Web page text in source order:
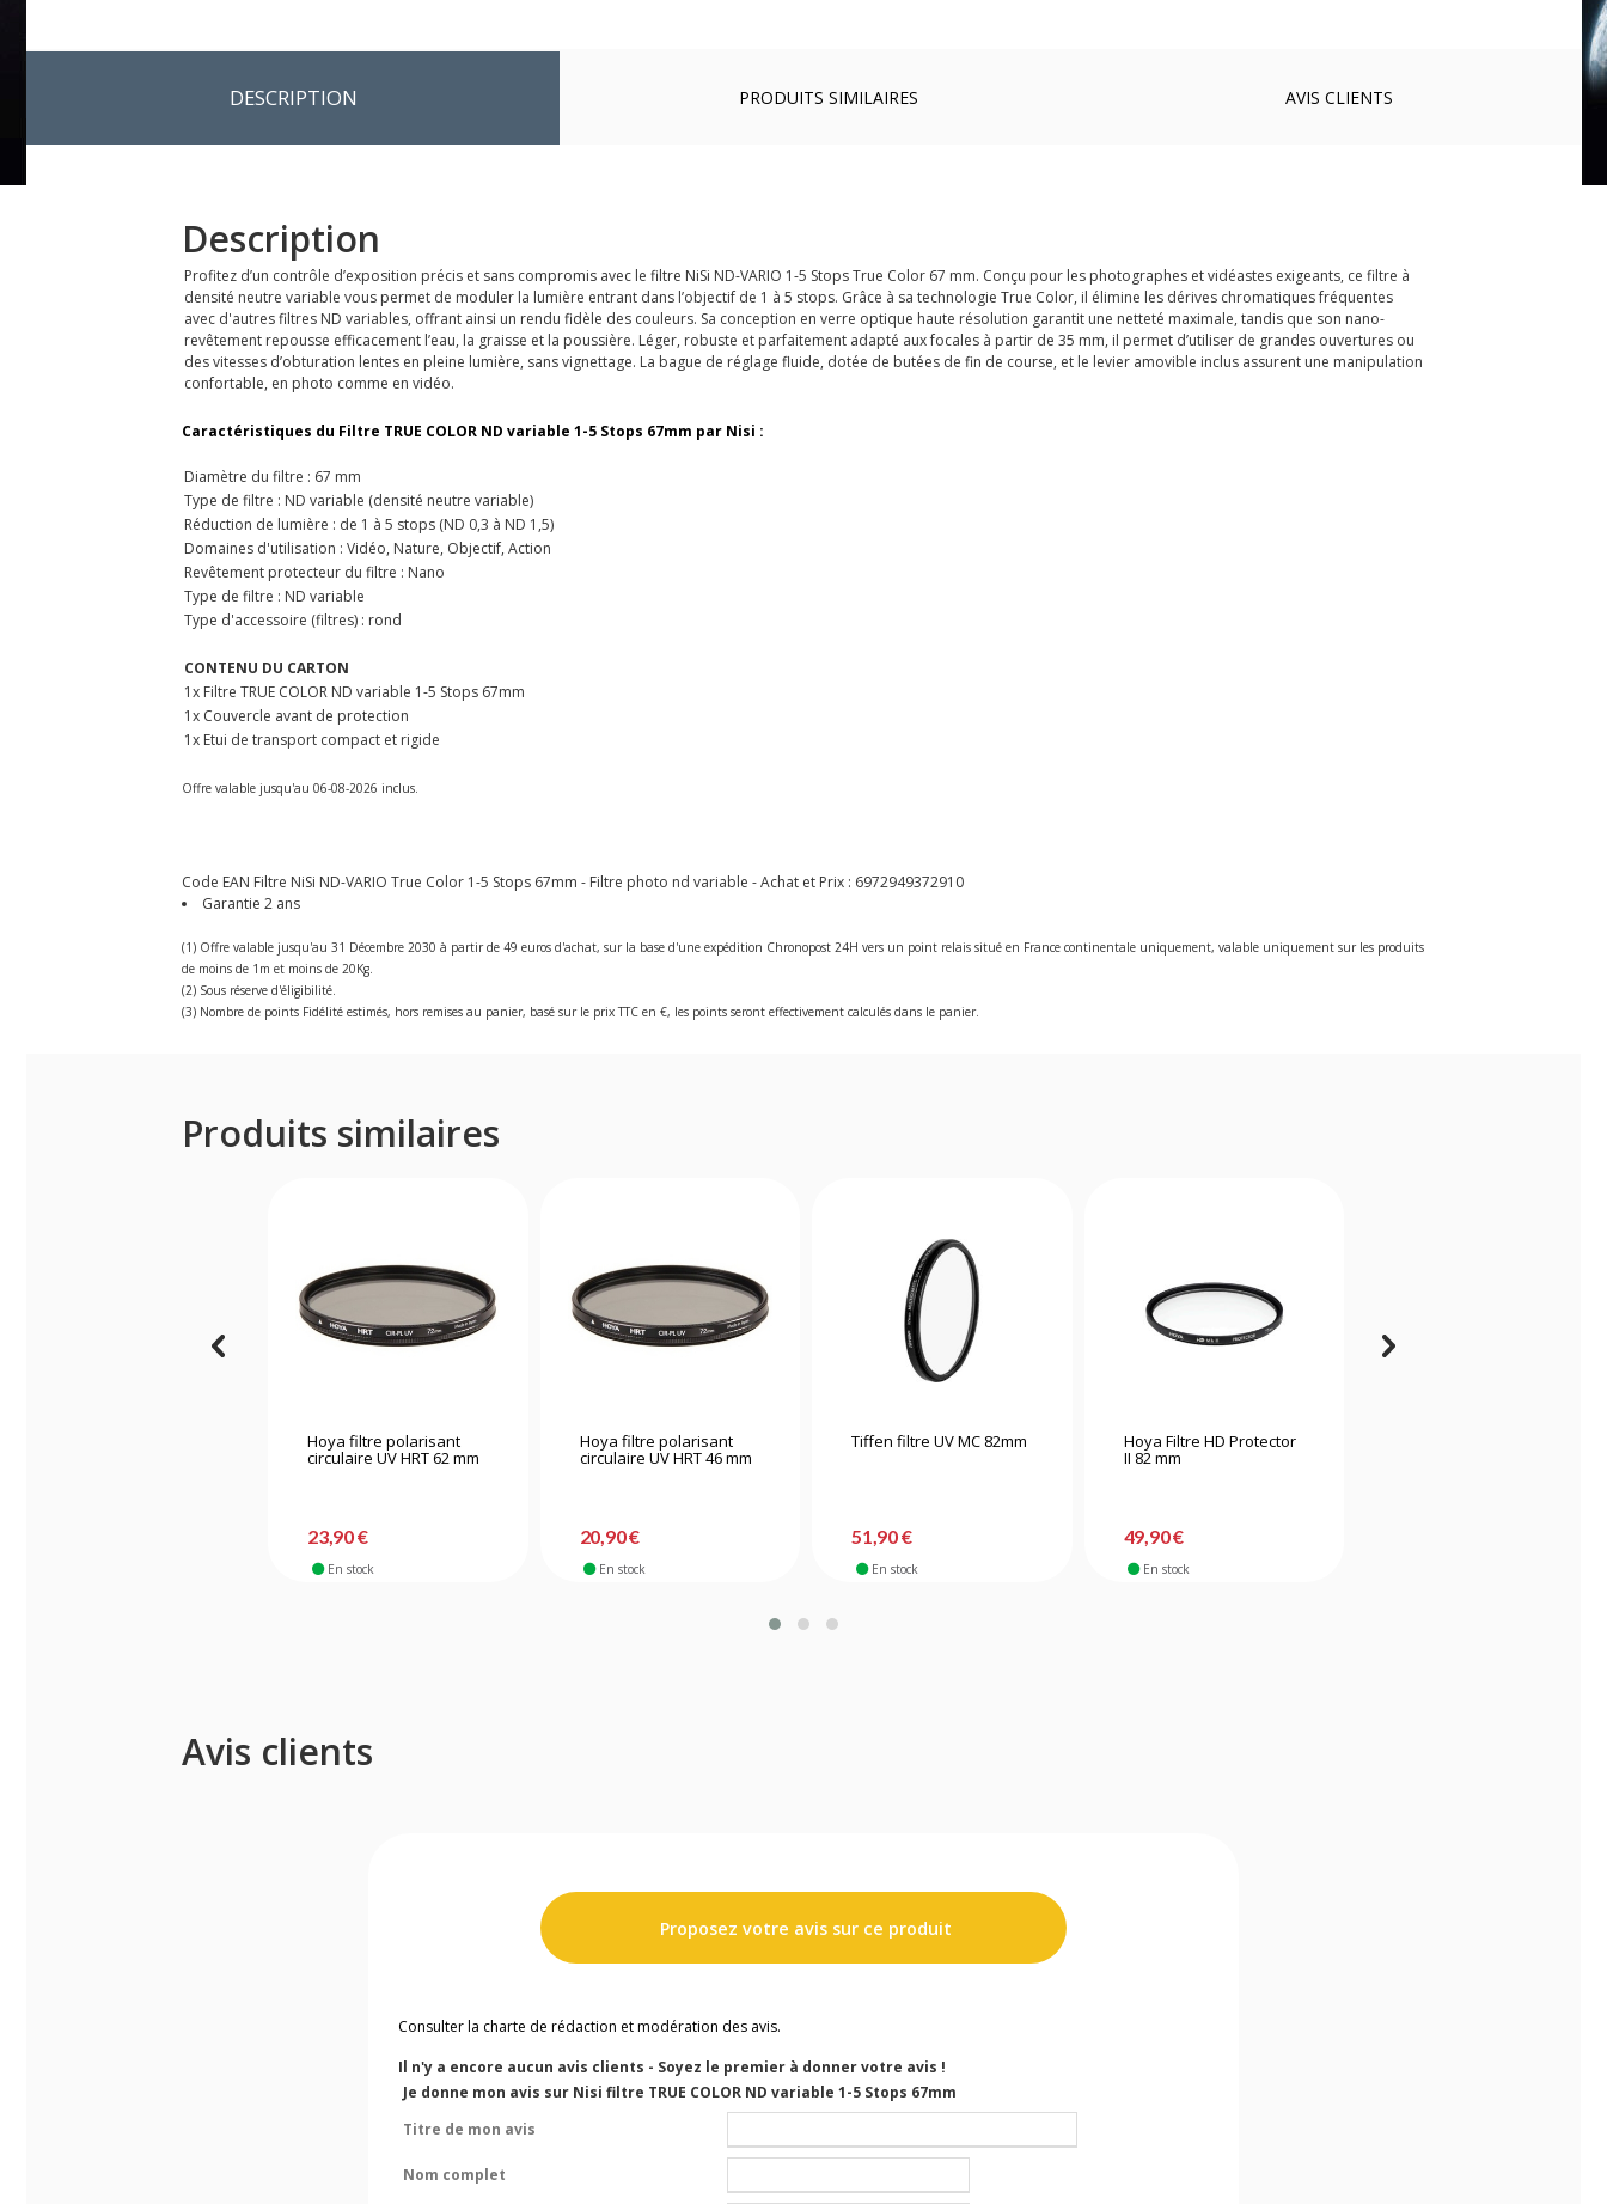
DESCRIPTION PRODUITS SIMILAIRES AVIS CLIENTS
Description
Profitez d’un contrôle d’exposition précis et sans compromis avec le filtre NiSi ND-VARIO 1-5 Stops True Color 67 mm. Conçu pour les photographes et vidéastes exigeants, ce filtre à
densité neutre variable vous permet de moduler la lumière entrant dans l’objectif de 1 à 5 stops. Grâce à sa technologie True Color, il élimine les dérives chromatiques fréquentes
avec d'autres filtres ND variables, offrant ainsi un rendu fidèle des couleurs. Sa conception en verre optique haute résolution garantit une netteté maximale, tandis que son nano-
revêtement repousse efficacement l’eau, la graisse et la poussière. Léger, robuste et parfaitement adapté aux focales à partir de 35 mm, il permet d’utiliser de grandes ouvertures ou
des vitesses d’obturation lentes en pleine lumière, sans vignettage. La bague de réglage fluide, dotée de butées de fin de course, et le levier amovible inclus assurent une manipulation
confortable, en photo comme en vidéo.
Caractéristiques du Filtre TRUE COLOR ND variable 1-5 Stops 67mm par Nisi :
Diamètre du filtre : 67 mm
Type de filtre : ND variable (densité neutre variable)
Réduction de lumière : de 1 à 5 stops (ND 0,3 à ND 1,5)
Domaines d'utilisation : Vidéo, Nature, Objectif, Action
Revêtement protecteur du filtre : Nano
Type de filtre : ND variable
Type d'accessoire (filtres) : rond
CONTENU DU CARTON
1x Filtre TRUE COLOR ND variable 1-5 Stops 67mm
1x Couvercle avant de protection
1x Etui de transport compact et rigide
Offre valable jusqu'au 06-08-2026 inclus.
Code EAN Filtre NiSi ND-VARIO True Color 1-5 Stops 67mm - Filtre photo nd variable - Achat et Prix : 6972949372910
Garantie 2 ans
(1) Offre valable jusqu'au 31 Décembre 2030 à partir de 49 euros d'achat, sur la base d'une expédition Chronopost 24H vers un point relais situé en France continentale uniquement, valable uniquement sur les produits
de moins de 1m et moins de 20Kg.
(2) Sous réserve d'éligibilité.
(3) Nombre de points Fidélité estimés, hors remises au panier, basé sur le prix TTC en €, les points seront effectivement calculés dans le panier.
Produits similaires
Hoya filtre polarisant
circulaire UV HRT 62 mm
23,90 €
En stock
Hoya filtre polarisant
circulaire UV HRT 46 mm
20,90 €
En stock
Tiffen filtre UV MC 82mm
51,90 €
En stock
Hoya Filtre HD Protector
II 82 mm
49,90 €
En stock
Avis clients
Proposez votre avis sur ce produit
Consulter la charte de rédaction et modération des avis.
Il n'y a encore aucun avis clients - Soyez le premier à donner votre avis !
Je donne mon avis sur Nisi filtre TRUE COLOR ND variable 1-5 Stops 67mm
Titre de mon avis
Nom complet